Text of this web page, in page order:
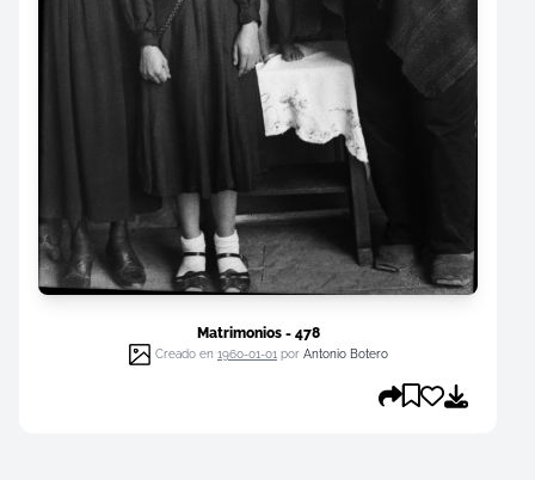
Matrimonios - 478
Creado en 1960-01-01 por Antonio Botero